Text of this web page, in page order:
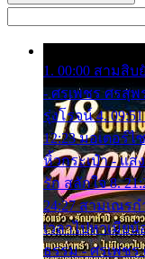
1. 00:00 สามสิ
- ศรเพชร ศรสุพ
รุ่งโรจน์ 4.
12:23 มอเตอร์
หิ้วกระเป๋า - แส
รัก สลักใจ 8.
24:27 สามเณรก
เวลาไปหาเมียน้
ธรรม - ศรเพช